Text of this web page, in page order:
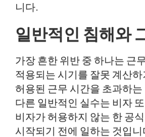
니다.
일반적인 침해와
가장 흔한 위반 중 하나는 근
적용되는 시기를 잘못 계산
허용된 근무 시간을 초과하
다른 일반적인 실수는 비자
비자가 허용하지 않는 한 공
시작되기 전에 일하는 것입